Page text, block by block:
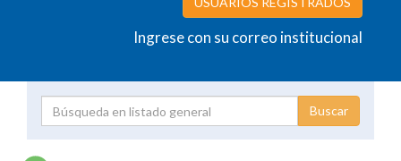
Ingrese con su correo institucional